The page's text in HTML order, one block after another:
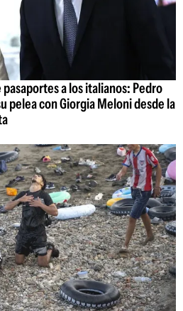
a los italianos: Pedro
pelea con Giorgia Meloni desde la